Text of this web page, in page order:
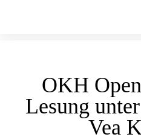
OKH
Lesung
Vea